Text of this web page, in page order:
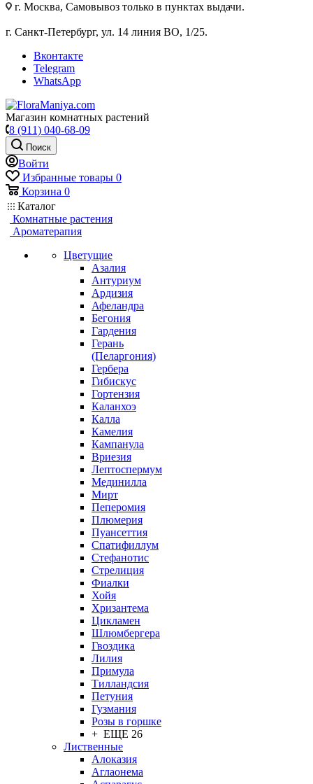
г. Москва, Самовывоз только в пунктах выдачи.
г. Санкт-Петербург, ул. 14 линия ВО, 1/25.
Вконтакте
Telegram
WhatsApp
Магазин комнатных растений
8 (911) 040-68-09
Поиск
Войти
Избранные товары 0
Корзина 0
Каталог
Комнатные растения
Ароматерапия
Цветущие
Азалия
Антуриум
Ардизия
Афеландра
Бегония
Гардения
Герань
(Пеларгония)
Гербера
Гибискус
Гортензия
Каланхоэ
Калла
Камелия
Кампанула
Вриезия
Лептоспермум
Мединилла
Мирт
Пеперомия
Плюмерия
Пуансеттия
Спатифиллум
Стефанотис
Стрелиция
Фиалки
Хойя
Хризантема
Цикламен
Шлюмбергера
Гвоздика
Лилия
Примула
Тилландсия
Петуния
Гузмания
Розы в горшке
+ ЕЩЕ 26
Лиственные
Алоказия
Аглаонема